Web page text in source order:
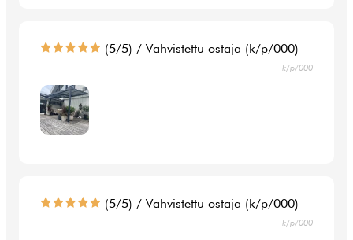
(5/5) / Vahvistettu ostaja (k/p/000)
k/p/000
(5/5) / Vahvistettu ostaja (k/p/000)
k/p/000